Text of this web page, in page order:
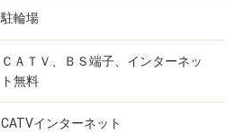
駐輪場
ＣＡＴＶ、ＢＳ端子、インターネッ
ト無料
CATVインターネット